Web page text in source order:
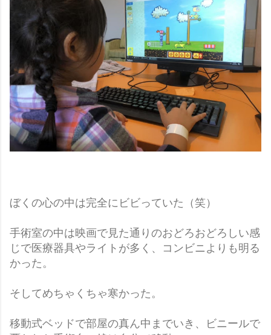
ぼくの心の中は完全にビビっていた（笑）
手術室の中は映画で見た通りのおどろおどろしい感
じで医療器具やライトが多く、コンビニよりも明る
かった。
そしてめちゃくちゃ寒かった。
移動式ベッドで部屋の真ん中までいき、ビニールで